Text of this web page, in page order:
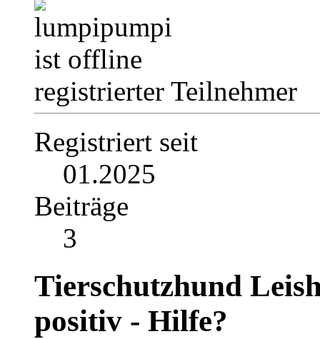
registrierter Teilnehmer
Registriert seit
01.2025
Beiträge
3
Tierschutzhund
positiv - Hilfe?